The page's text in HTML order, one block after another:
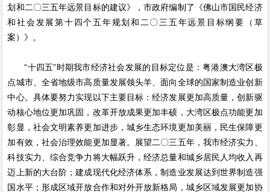
划和二〇三五年远景目标的建议》，市政府编制了《佛山市国民经济
和社会发展第十四个五年规划和二〇三五年远景目标纲要（草
案）》。
“十四五”时期我市经济社会发展的目标定位是：粤港澳大湾区极
点城市、全省地级市高质量发展领头羊、面向全球的国家制造业创新
中心。具体要努力实现以下主要目标：经济发展更加高质量，创新驱
动核心地位更加巩固，改革开放成果更加丰硕，大湾区极点功能更加
彰显，社会文明素养更加进步，城乡生态环境更加美丽，民生保障更
加有效，社会治理效能更加显著。展望二〇三五年，我市经济实力、
科技实力、综合竞争力将大幅跃升，经济总量和城乡居民人均收入再
迈上新的大台阶；建成现代化经济体系，制造业发展达到世界制造强
国水平；形成区域开放合作和对外开放新格局，城乡区域发展更加协